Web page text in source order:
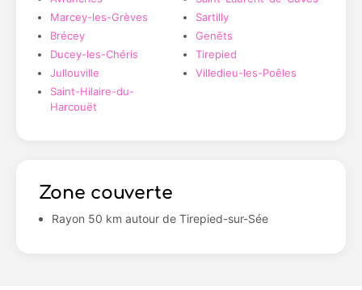
Marcey-les-Grèves
Brécey
Ducey-les-Chéris
Jullouville
Saint-Hilaire-du-
Harcouët
Sartilly
Genêts
Tirepied
Villedieu-les-Poêles
Zone couverte
Rayon 50 km autour de Tirepied-sur-Sée